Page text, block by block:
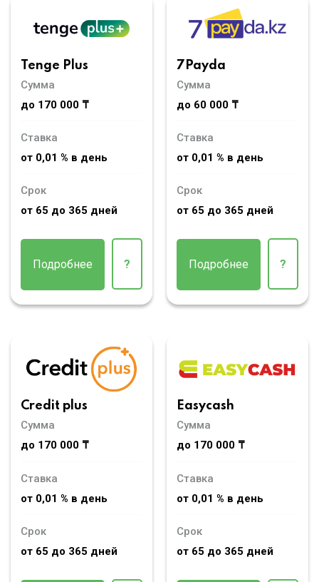
Tenge Plus
Сумма
до 170 000 ₸
Ставка
от 0,01 % в день
Срок
от 65 до 365 дней
Подробнее ?
7Payda
Сумма
до 60 000 ₸
Ставка
от 0,01 % в день
Срок
от 65 до 365 дней
Подробнее ?
Credit plus
Сумма
до 170 000 ₸
Ставка
от 0,01 % в день
Срок
от 65 до 365 дней
Easycash
Сумма
до 170 000 ₸
Ставка
от 0,01 % в день
Срок
от 65 до 365 дней